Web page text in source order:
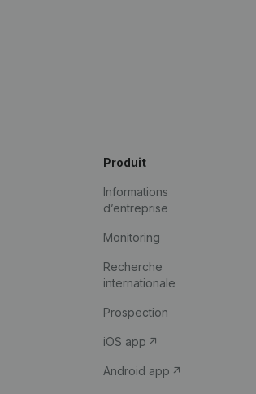
Produit
Informations
d’entreprise
Monitoring
Recherche
internationale
Prospection
iOS app
Android app